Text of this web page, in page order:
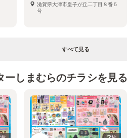
滋賀県大津市皇子が丘二丁目８番５
号
すべて見る
ーしまむらのチラシを見る